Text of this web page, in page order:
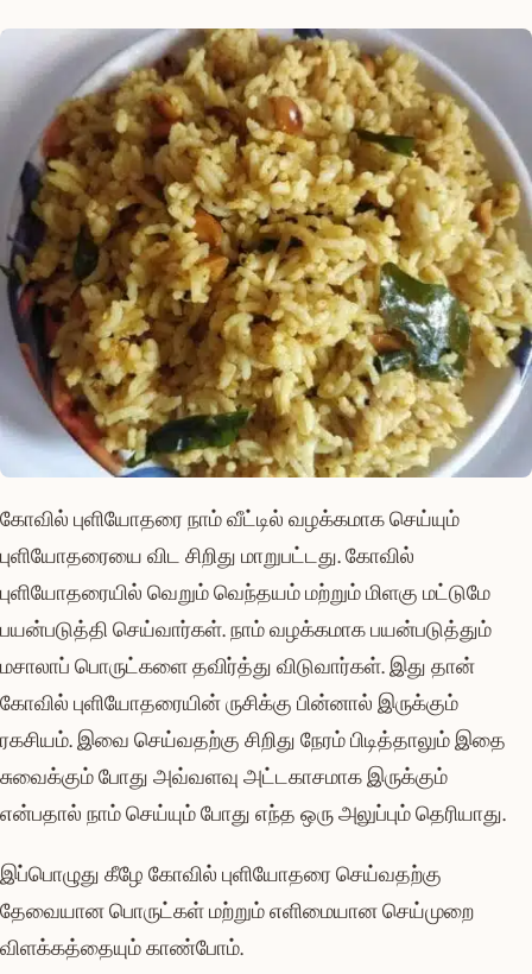
கோவில் புளியோதரை நாம் வீட்டில் வழக்கமாக செய்யும்
புளியோதரையை விட சிறிது மாறுபட்டது. கோவில்
புளியோதரையில் வெறும் வெந்தயம் மற்றும் மிளகு மட்டுமே
பயன்படுத்தி செய்வார்கள். நாம் வழக்கமாக பயன்படுத்தும்
மசாலாப் பொருட்களை தவிர்த்து விடுவார்கள். இது தான்
கோவில் புளியோதரையின் ருசிக்கு பின்னால் இருக்கும்
ரகசியம். இவை செய்வதற்கு சிறிது நேரம் பிடித்தாலும் இதை
சுவைக்கும் போது அவ்வளவு அட்டகாசமாக இருக்கும்
என்பதால் நாம் செய்யும் போது எந்த ஒரு அலுப்பும் தெரியாது.
இப்பொழுது கீழே கோவில் புளியோதரை செய்வதற்கு
தேவையான பொருட்கள் மற்றும் எளிமையான செய்முறை
விளக்கத்தையும் காண்போம்.